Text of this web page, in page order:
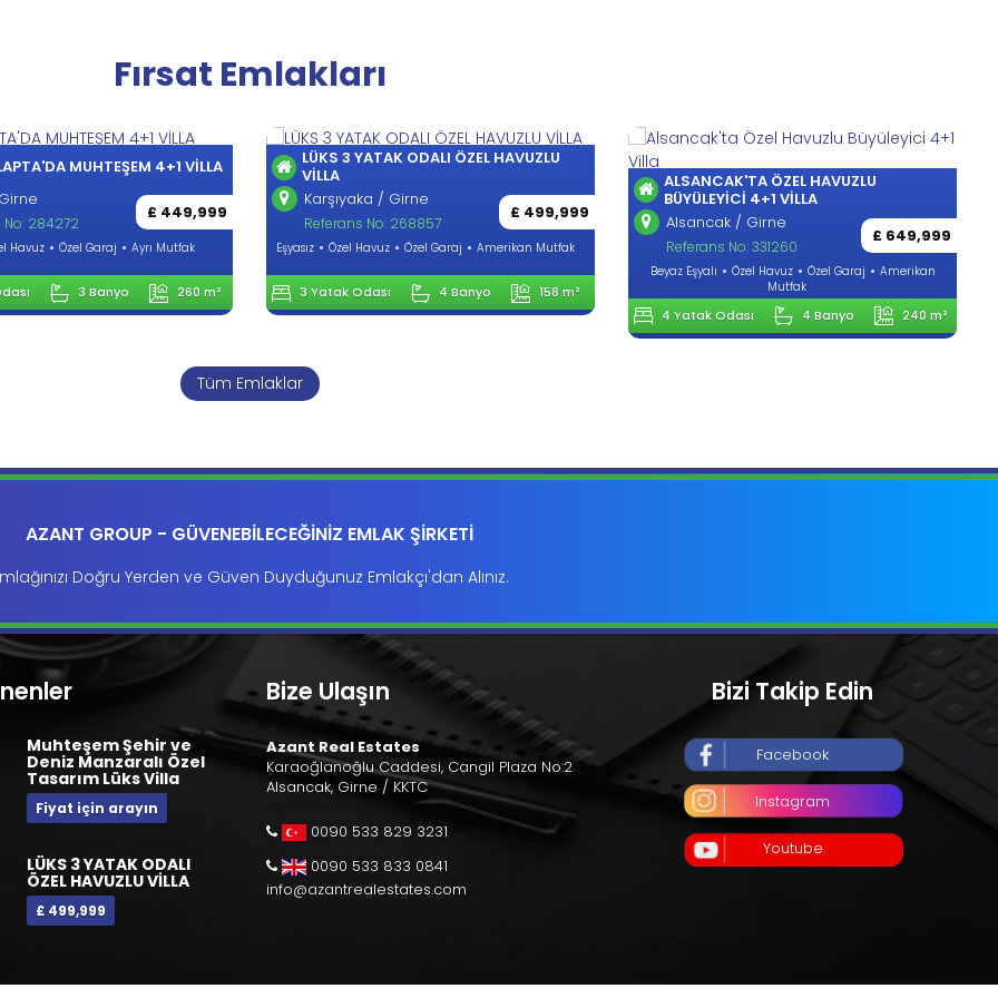
Fırsat Emlakları
ODALI ÖZEL HAVUZLU
/ Girne
£ 499,999
No: 268857
Özel Garaj Amerikan Mutfak
4 Banyo 158 m²
ALSANCAK'TA ÖZEL HAVUZLU
BÜYÜLEYICI 4+1 VILLA
Alsancak / Girne
£ 649,999
Referans No: 331260
Mutfak
4 Yatak Odası 4 Banyo 240 m²
VİLLA
Lapta / Girne
Referans No: 170345
Eşyasız Özel Havuz Özel Garaj
4 Banyo
Tüm Emlaklar
AZANT GROUP - GÜVENEBİLECEĞİNİZ EMLAK ŞİRKETİ
Doğru Yerden ve Güven Duyduğunuz Emlakçı'dan Alınız.
Muhteşem Şehir ve
Deniz Manzaralı Özel
Tasarım Lüks Villa
Fiyat için arayın
LÜKS 3 YATAK ODALI
ÖZEL HAVUZLU VİLLA
£ 499,999
Bize Ulaşın
Azant Real Estates
Karaoğlanoğlu Caddesi, Cangil Plaza No:2
Alsancak, Girne / KKTC
0090 533 829 3231
0090 533 833 0841
info@azantrealestates.com
Bizi Takip Edin
Facebook
Instagram
Youtube